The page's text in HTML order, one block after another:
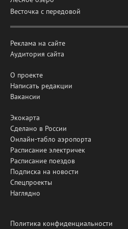
Весточка с передовой
Реклама на сайте
Аудитория сайта
О проекте
Написать редакции
Вакансии
Экокарта
Сделано в России
Онлайн-табло аэропорта
Расписание электричек
Расписание поездов
Подписка на новости
Спецпроекты
Наглядно
Политика конфиденциальности